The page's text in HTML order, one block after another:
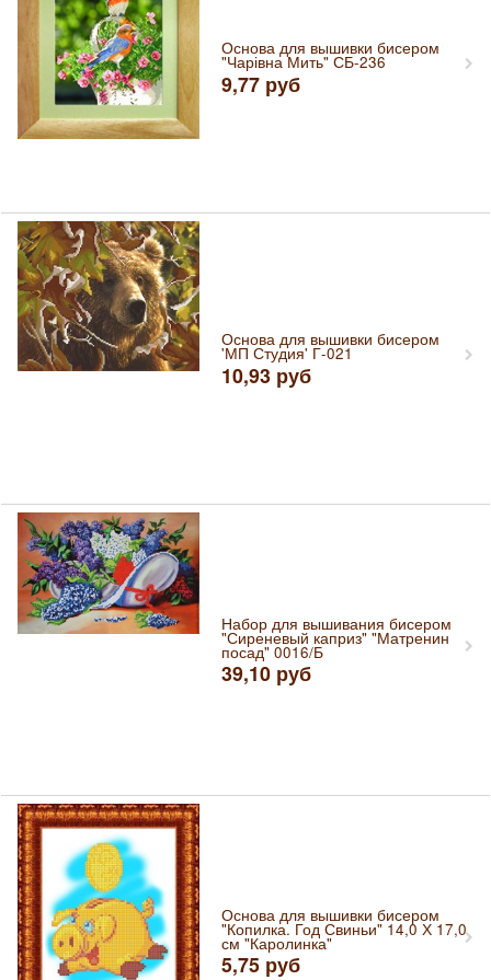
Основа для вышивки бисером
"Чарівна Мить" СБ-236
9,77 руб
Основа для вышивки бисером
'МП Студия' Г-021
10,93 руб
Набор для вышивания бисером
"Сиреневый каприз" "Матренин
посад" 0016/Б
39,10 руб
Основа для вышивки бисером
"Копилка. Год Свиньи" 14,0 Х 17,0
см "Каролинка"
5,75 руб